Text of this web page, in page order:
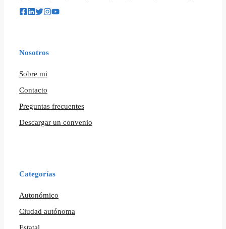
Nosotros
Sobre mi
Contacto
Preguntas frecuentes
Descargar un convenio
Categorías
Autonómico
Ciudad autónoma